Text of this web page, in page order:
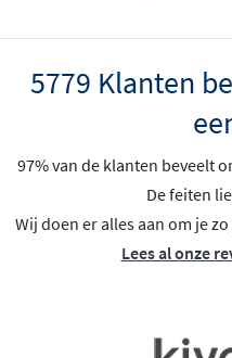
5779 Klanten
97% van de klanten beveelt
De feiten
Wij doen er alles aan om je
Lees al onze